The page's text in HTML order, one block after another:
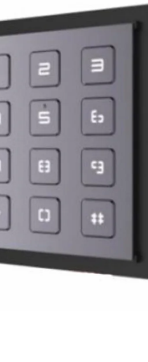
EM 125KHZ